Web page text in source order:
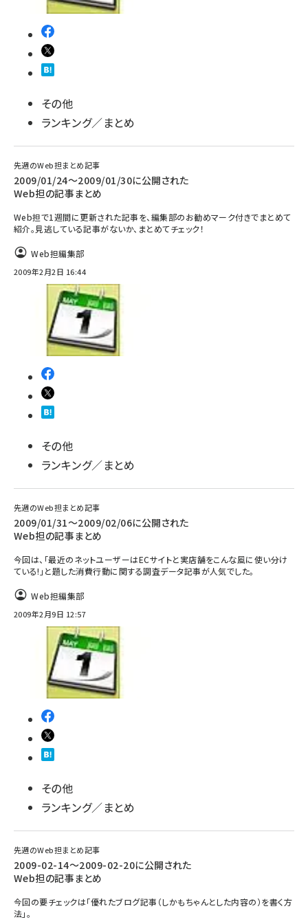
その他
ランキング／まとめ
先週のWeb担まとめ記事
2009/01/24～2009/01/30に公開された
Web担の記事まとめ
Web担で1週間に更新された記事を、編集部のお勧めマーク付きでまとめて
紹介。見逃している記事がないか、まとめてチェック！
Web担編集部
2009年2月2日 16:44
その他
ランキング／まとめ
先週のWeb担まとめ記事
2009/01/31～2009/02/06に公開された
Web担の記事まとめ
今回は、「最近のネットユーザーはECサイトと実店舗をこんな風に使い分け
ている!」と題した消費行動に関する調査データ記事が人気でした。
Web担編集部
2009年2月9日 12:57
その他
ランキング／まとめ
先週のWeb担まとめ記事
2009-02-14～2009-02-20に公開された
Web担の記事まとめ
今回の要チェックは「優れたブログ記事（しかもちゃんとした内容の）を書く方
法」。